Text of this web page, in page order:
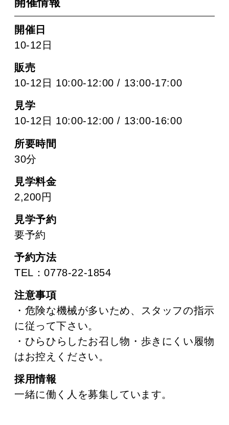
開催日
10-12日
販売
10-12日 10:00-12:00 / 13:00-17:00
見学
10-12日 10:00-12:00 / 13:00-16:00
所要時間
30分
見学料金
2,200円
見学予約
要予約
予約方法
TEL：0778-22-1854
注意事項
・危険な機械が多いため、スタッフの指示
に従って下さい。
・ひらひらしたお召し物・歩きにくい履物
はお控えください。
採用情報
一緒に働く人を募集しています。